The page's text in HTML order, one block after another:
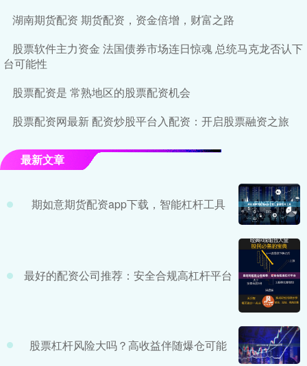
湖南期货配资 期货配资，资金倍增，财富之路
股票软件主力资金 法国债券市场连日惊魂 总统马克龙否认下
台可能性
股票配资是 常熟地区的股票配资机会
股票配资网最新 配资炒股平台入配资：开启股票融资之旅
最新文章
期如意期货配资app下载，智能杠杆工具
最好的配资公司推荐：安全合规高杠杆平台
股票杠杆风险大吗？高收益伴随爆仓可能